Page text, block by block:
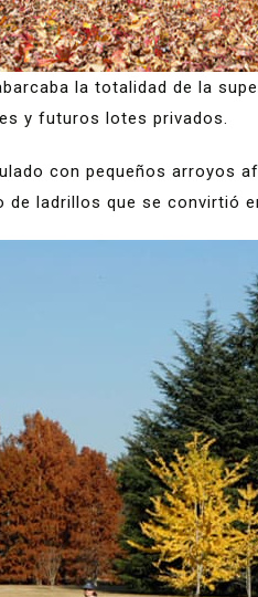
la totalidad de la
y futuros lotes privados.
con pequeños arroyos
de ladrillos que se convirtió